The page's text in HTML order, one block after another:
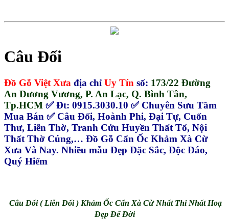
Câu Đối
Đồ Gỗ Việt Xưa địa chỉ Uy Tín số: 173/22 Đường
An Dương Vương, P. An Lạc, Q. Bình Tân,
Tp.HCM ✅ Đt: 0915.3030.10 ✅ Chuyên Sưu Tầm
Mua Bán ✅ Câu Đối, Hoành Phi, Đại Tự, Cuốn
Thư, Liễn Thờ, Tranh Cửu Huyền Thất Tổ, Nội
Thất Thờ Cúng,… Đồ Gỗ Cẩn Ốc Khảm Xà Cừ
Xưa Và Nay. Nhiều mẫu Đẹp Đặc Sắc, Độc Đáo,
Quý Hiếm
Câu Đối ( Liễn Đối ) Khảm Ốc Cẩn Xà Cừ Nhất Thi Nhất Hoạ
Đẹp Để Đời